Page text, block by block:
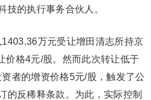
技的执行事务合伙人。
万元受让增田清志所持京
价格4元/股。然而此次转让低于
者的增资价格5元/股，触发了公
的反稀释条款。为此，实际控制